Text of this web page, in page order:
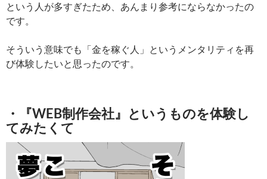
という人が多すぎたため、あんまり参考にならなかったの
です。
そういう意味でも「金を稼ぐ人」というメンタリティを再
び体験したいと思ったのです。
・『WEB制作会社』というものを体験し
てみたくて